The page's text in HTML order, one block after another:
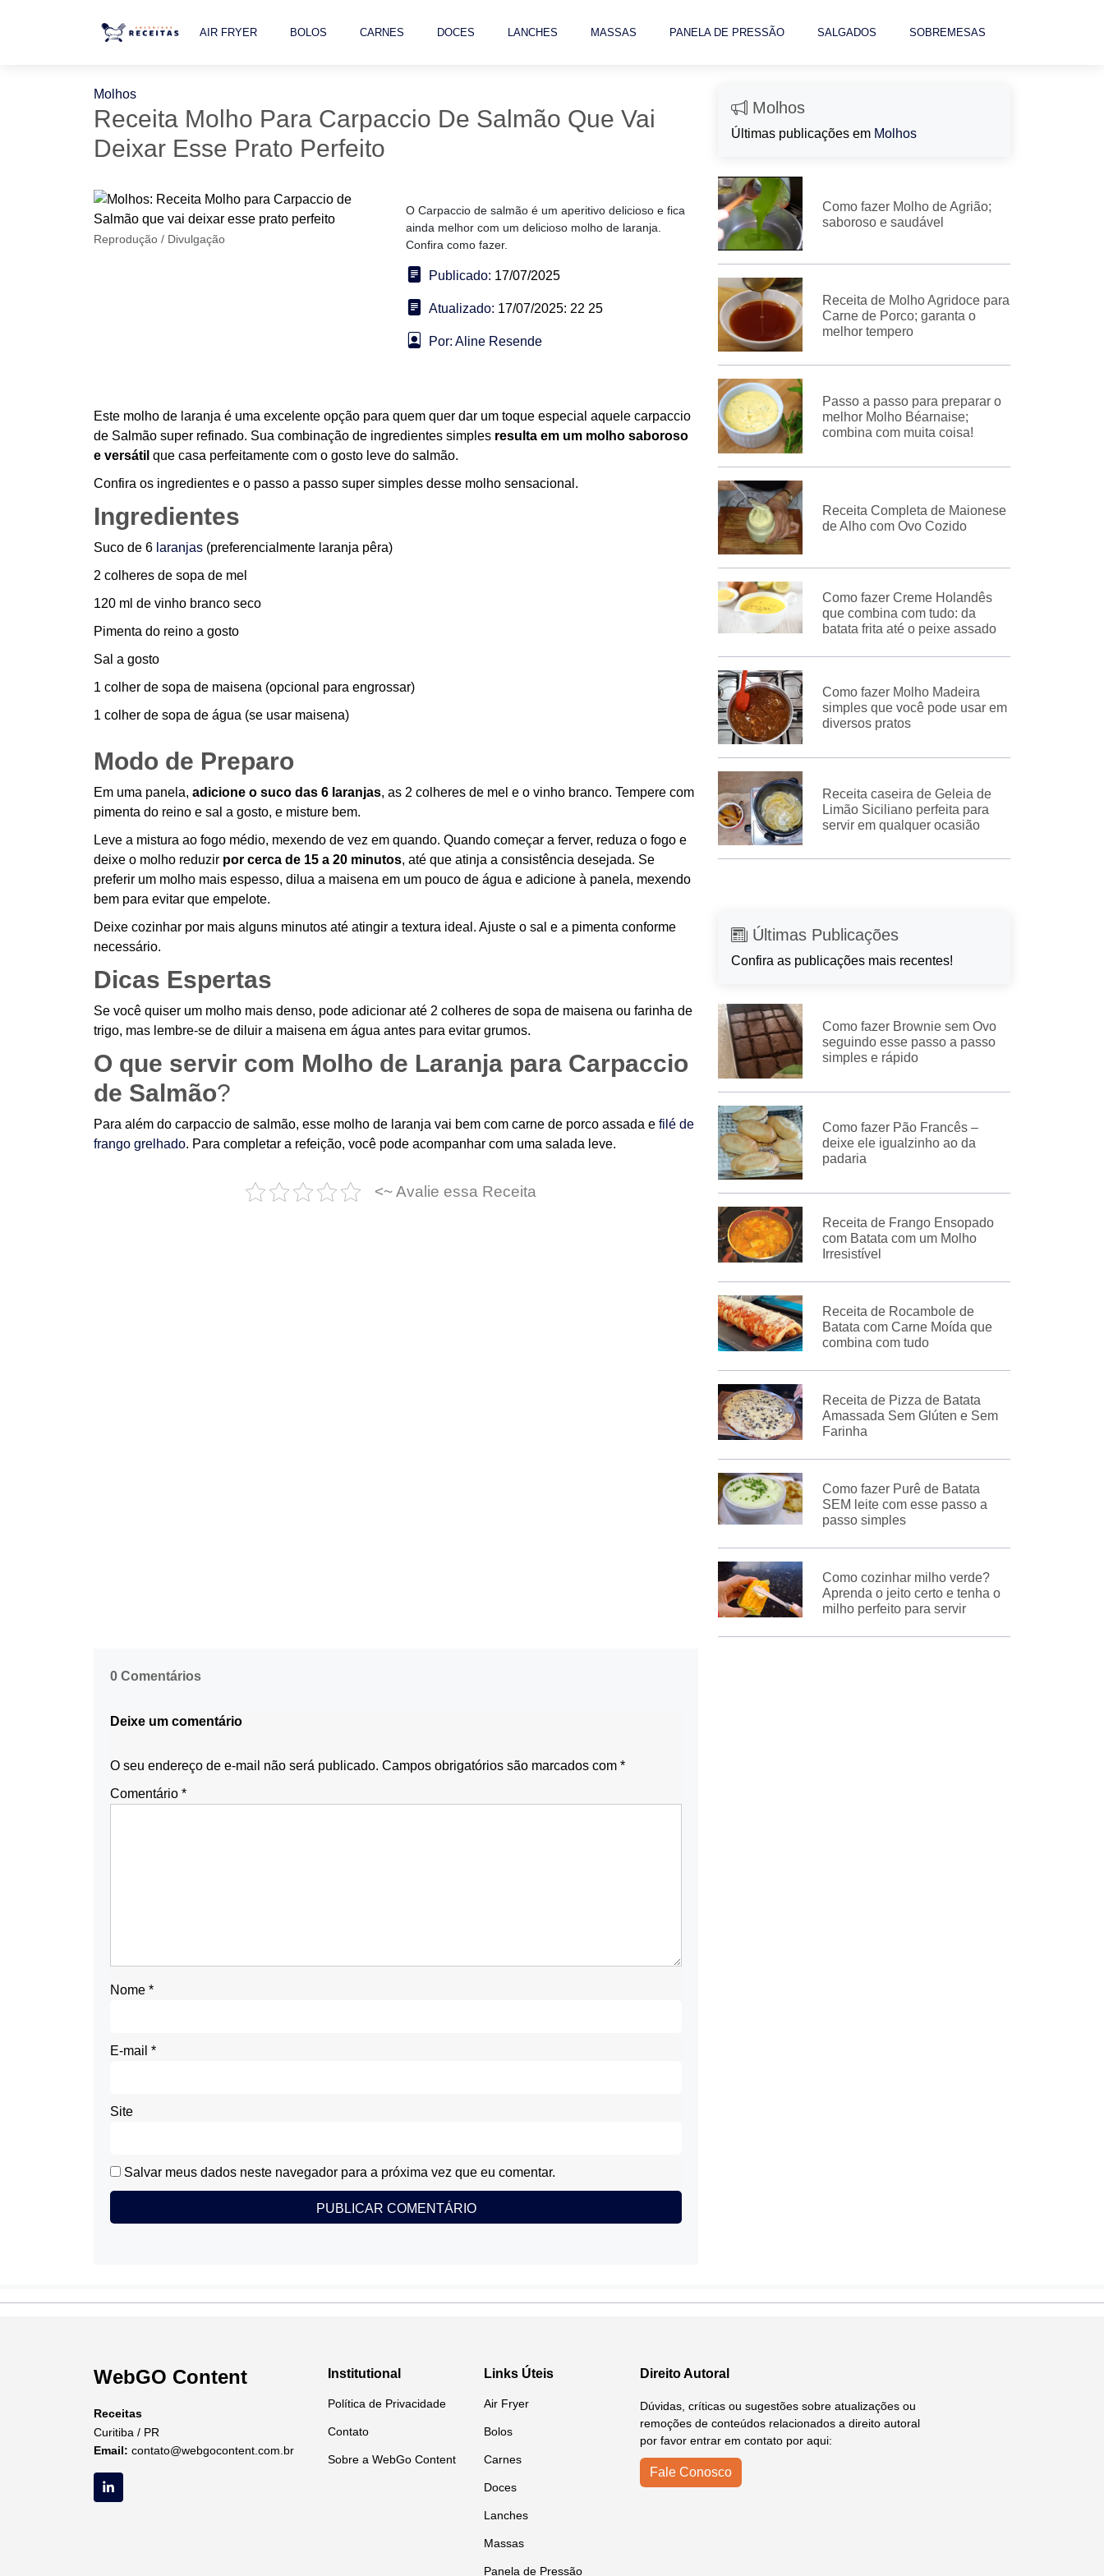
AIR FRYER BOLOS CARNES DOCES LANCHES MASSAS PANELA DE PRESSÃO SALGADOS SOBREMESAS
Molhos
Receita Molho Para Carpaccio De Salmão Que Vai
Deixar Esse Prato Perfeito
Reprodução / Divulgação
O Carpaccio de salmão é um aperitivo delicioso e fica
ainda melhor com um delicioso molho de laranja.
Confira como fazer.
Publicado: 17/07/2025
Atualizado: 17/07/2025: 22 25
Por: Aline Resende
Este molho de laranja é uma excelente opção para quem quer dar um toque especial aquele carpaccio
de Salmão super refinado. Sua combinação de ingredientes simples resulta em um molho saboroso
e versátil que casa perfeitamente com o gosto leve do salmão.
Confira os ingredientes e o passo a passo super simples desse molho sensacional.
Ingredientes
Suco de 6 laranjas (preferencialmente laranja pêra)
2 colheres de sopa de mel
120 ml de vinho branco seco
Pimenta do reino a gosto
Sal a gosto
1 colher de sopa de maisena (opcional para engrossar)
1 colher de sopa de água (se usar maisena)
Modo de Preparo
Em uma panela, adicione o suco das 6 laranjas, as 2 colheres de mel e o vinho branco. Tempere com
pimenta do reino e sal a gosto, e misture bem.
Leve a mistura ao fogo médio, mexendo de vez em quando. Quando começar a ferver, reduza o fogo e
deixe o molho reduzir por cerca de 15 a 20 minutos, até que atinja a consistência desejada. Se
preferir um molho mais espesso, dilua a maisena em um pouco de água e adicione à panela, mexendo
bem para evitar que empelote.
Deixe cozinhar por mais alguns minutos até atingir a textura ideal. Ajuste o sal e a pimenta conforme
necessário.
Dicas Espertas
Se você quiser um molho mais denso, pode adicionar até 2 colheres de sopa de maisena ou farinha de
trigo, mas lembre-se de diluir a maisena em água antes para evitar grumos.
O que servir com Molho de Laranja para Carpaccio
de Salmão?
Para além do carpaccio de salmão, esse molho de laranja vai bem com carne de porco assada e filé de
frango grelhado. Para completar a refeição, você pode acompanhar com uma salada leve.
<~ Avalie essa Receita
0 Comentários
Deixe um comentário
O seu endereço de e-mail não será publicado. Campos obrigatórios são marcados com *
Comentário *
Nome *
E-mail *
Site
Salvar meus dados neste navegador para a próxima vez que eu comentar.
Molhos
Últimas publicações em Molhos
Como fazer Molho de Agrião;
saboroso e saudável
Receita de Molho Agridoce para
Carne de Porco; garanta o
melhor tempero
Passo a passo para preparar o
melhor Molho Béarnaise;
combina com muita coisa!
Receita Completa de Maionese
de Alho com Ovo Cozido
Como fazer Creme Holandês
que combina com tudo: da
batata frita até o peixe assado
Como fazer Molho Madeira
simples que você pode usar em
diversos pratos
Receita caseira de Geleia de
Limão Siciliano perfeita para
servir em qualquer ocasião
Últimas Publicações
Confira as publicações mais recentes!
Como fazer Brownie sem Ovo
seguindo esse passo a passo
simples e rápido
Como fazer Pão Francês –
deixe ele igualzinho ao da
padaria
Receita de Frango Ensopado
com Batata com um Molho
Irresistível
Receita de Rocambole de
Batata com Carne Moída que
combina com tudo
Receita de Pizza de Batata
Amassada Sem Glúten e Sem
Farinha
Como fazer Purê de Batata
SEM leite com esse passo a
passo simples
Como cozinhar milho verde?
Aprenda o jeito certo e tenha o
milho perfeito para servir
WebGO Content
Receitas
Curitiba / PR
Email: contato@webgocontent.com.br
Institutional
Política de Privacidade
Contato
Sobre a WebGo Content
Links Úteis
Air Fryer
Bolos
Carnes
Doces
Lanches
Massas
Panela de Pressão
Direito Autoral
Dúvidas, críticas ou sugestões sobre atualizações ou
remoções de conteúdos relacionados a direito autoral
por favor entrar em contato por aqui:
Fale Conosco